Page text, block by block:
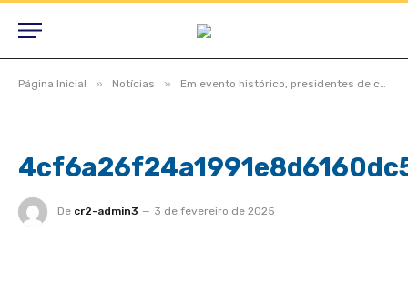
Página Inicial » Notícias » Em evento histórico, presidentes de câmaras lotam auditório do TCE-MT para primeira edição do Interage 2023
De cr2-admin3 3 de fevereiro de 2025